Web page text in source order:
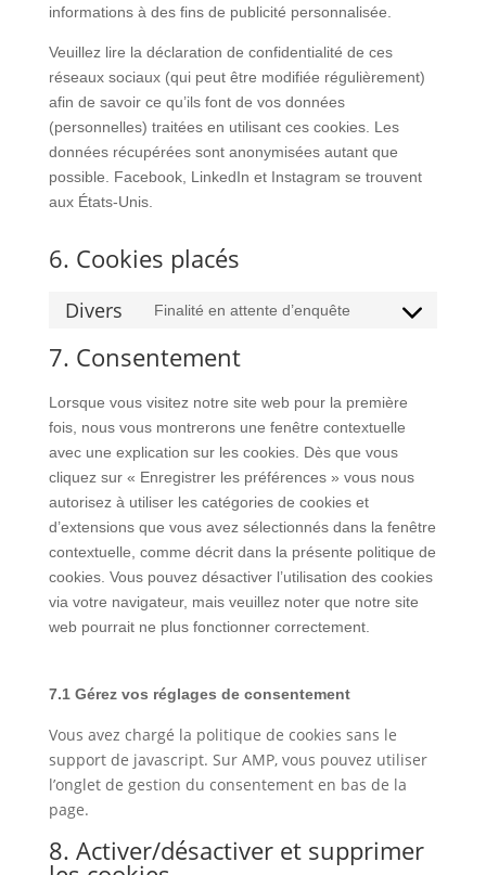
informations à des fins de publicité personnalisée.
Veuillez lire la déclaration de confidentialité de ces
réseaux sociaux (qui peut être modifiée régulièrement)
afin de savoir ce qu’ils font de vos données
(personnelles) traitées en utilisant ces cookies. Les
données récupérées sont anonymisées autant que
possible. Facebook, LinkedIn et Instagram se trouvent
aux États-Unis.
6. Cookies placés
Divers Finalité en attente d’enquête
Consent
divers
7. Consentement
Lorsque vous visitez notre site web pour la première
fois, nous vous montrerons une fenêtre contextuelle
avec une explication sur les cookies. Dès que vous
cliquez sur « Enregistrer les préférences » vous nous
autorisez à utiliser les catégories de cookies et
d’extensions que vous avez sélectionnés dans la fenêtre
contextuelle, comme décrit dans la présente politique de
cookies. Vous pouvez désactiver l’utilisation des cookies
via votre navigateur, mais veuillez noter que notre site
web pourrait ne plus fonctionner correctement.
7.1 Gérez vos réglages de consentement
Vous avez chargé la politique de cookies sans le
support de javascript. Sur AMP, vous pouvez utiliser
l’onglet de gestion du consentement en bas de la
page.
8. Activer/désactiver et supprimer